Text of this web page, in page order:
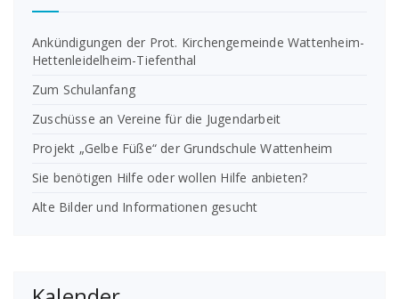
Ankündigungen der Prot. Kirchengemeinde Wattenheim-
Hettenleidelheim-Tiefenthal
Zum Schulanfang
Zuschüsse an Vereine für die Jugendarbeit
Projekt „Gelbe Füße“ der Grundschule Wattenheim
Sie benötigen Hilfe oder wollen Hilfe anbieten?
Alte Bilder und Informationen gesucht